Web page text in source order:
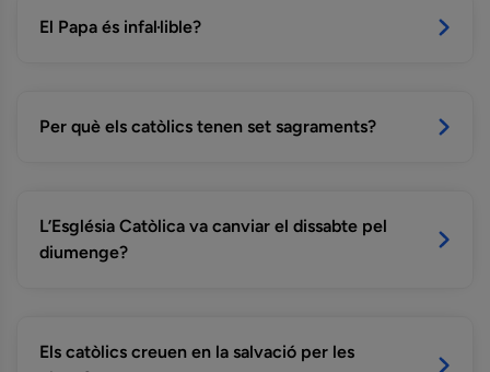
El Papa és infal·lible?
Per què els catòlics tenen set sagraments?
L’Església Catòlica va canviar el dissabte pel
diumenge?
Els catòlics creuen en la salvació per les